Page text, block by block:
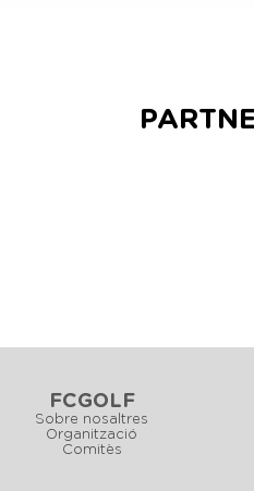
FCGOLF
Sobre nosaltres
Organització
Comitès